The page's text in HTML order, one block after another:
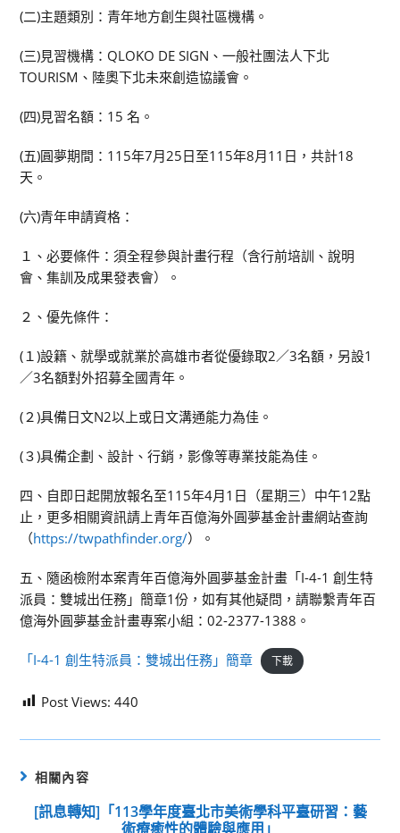
(二)主題類別：青年地方創生與社區機構。
(三)見習機構：QLOKO DE SIGN、一般社團法人下北
TOURISM、陸奧下北未來創造協議會。
(四)見習名額：15 名。
(五)圓夢期間：115年7月25日至115年8月11日，共計18
天。
(六)青年申請資格：
１、必要條件：須全程參與計畫行程（含行前培訓、說明
會、集訓及成果發表會）。
２、優先條件：
(１)設籍、就學或就業於高雄市者從優錄取2／3名額，另設1
／3名額對外招募全國青年。
(２)具備日文N2以上或日文溝通能力為佳。
(３)具備企劃、設計、行銷，影像等專業技能為佳。
四、自即日起開放報名至115年4月1日（星期三）中午12點
止，更多相關資訊請上青年百億海外圓夢基金計畫網站查詢
（https://twpathfinder.org/）。
五、隨函檢附本案青年百億海外圓夢基金計畫「I-4-1 創生特
派員：雙城出任務」簡章1份，如有其他疑問，請聯繫青年百
億海外圓夢基金計畫專案小組：02-2377-1388。
「I-4-1 創生特派員：雙城出任務」簡章 下載
Post Views: 440
相關內容
[訊息轉知]「113學年度臺北市美術學科平臺研習：藝
術療癒性的體驗與應用」